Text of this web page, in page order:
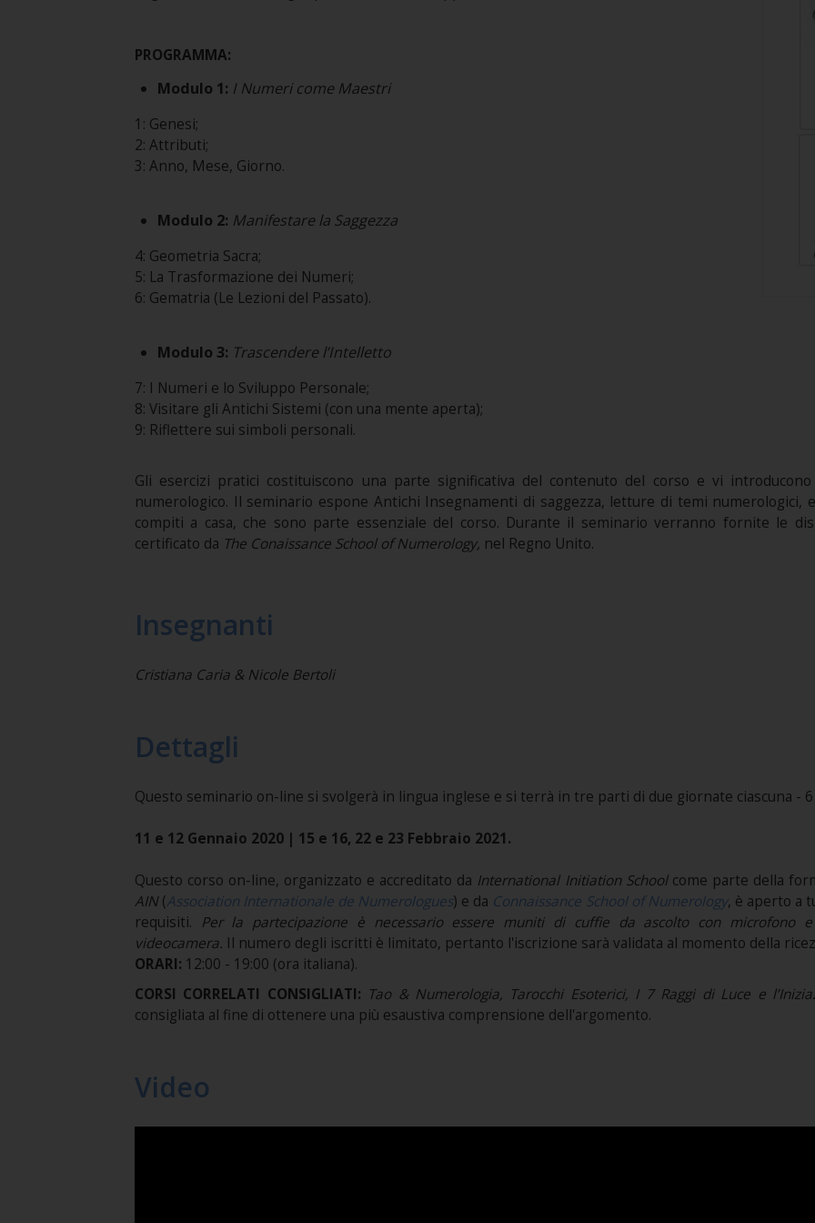
PROGRAMMA:
Modulo 1: I Numeri come Maestri
1: Genesi;
2: Attributi;
3: Anno, Mese, Giorno.
Modulo 2: Manifestare la Saggezza
4: Geometria Sacra;
5: La Trasformazione dei Numeri;
6: Gematria (Le Lezioni del Passato).
Modulo 3: Trascendere l’Intelletto
7: I Numeri e lo Sviluppo Personale;
8: Visitare gli Antichi Sistemi (con una mente aperta);
9: Riflettere sui simboli personali.
Gli esercizi pratici costituiscono una parte significativa del contenuto del corso e vi
numerologico. Il seminario espone Antichi Insegnamenti di saggezza, letture di temi numerologici,
compiti a casa, che sono parte essenziale del corso. Durante il seminario verranno fornite le
certificato da The Conaissance School of Numerology, nel Regno Unito.
Insegnanti
Cristiana Caria & Nicole Bertoli
Dettagli
Questo seminario on-line si svolgerà in lingua inglese e si terrà in tre parti di due giornate ciascuna -
11 e 12 Gennaio 2020 | 15 e 16, 22 e 23 Febbraio 2021.
Questo corso on-line, organizzato e accreditato da International Initiation Schoolcome parte della
AIN(Association Internationale de Numerologues) e da Connaissance School of Numerology, è aperto a
requisiti.
Per la partecipazione è necessario essere muniti di cuffie da ascolto con microfono
videocamera. Il numero degli iscritti è limitato, pertanto l'iscrizione sarà validata al momento della
ORARI: 12:00 - 19:00 (ora italiana).
CORSI CORRELATI CONSIGLIATI: Tao & Numerologia, Tarocchi Esoterici, I 7 Raggi di Luce e
consigliata al fine di ottenere una più esaustiva comprensione dell'argomento.
Video